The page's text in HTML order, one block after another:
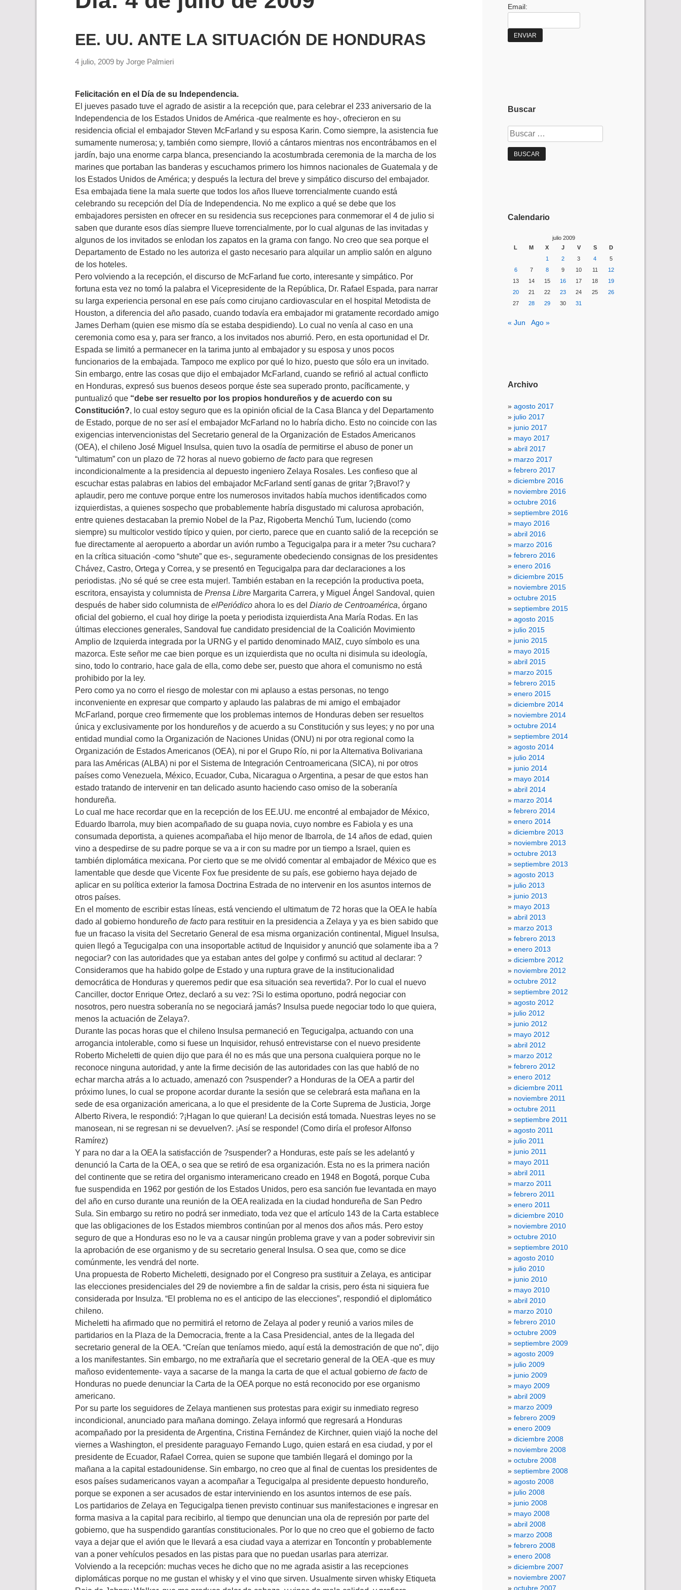
EE. UU. ANTE LA SITUACIÓN DE HONDURAS
4 julio, 2009 by Jorge Palmieri
Felicitación en el Día de su Independencia.
El jueves pasado tuve el agrado de asistir a la recepción que, para celebrar el 233 aniversario de la
Independencia de los Estados Unidos de América -que realmente es hoy-, ofrecieron en su
residencia oficial el embajador Steven McFarland y su esposa Karin. Como siempre, la asistencia fue
sumamente numerosa; y, también como siempre, llovió a cántaros mientras nos encontrábamos en el
jardín, bajo una enorme carpa blanca, presenciando la acostumbrada ceremonia de la marcha de los
marines que portaban las banderas y escuchamos primero los himnos nacionales de Guatemala y de
los Estados Unidos de América; y después la lectura del breve y simpático discurso del embajador.
Esa embajada tiene la mala suerte que todos los años llueve torrencialmente cuando está
celebrando su recepción del Día de Independencia. No me explico a qué se debe que los
embajadores persisten en ofrecer en su residencia sus recepciones para conmemorar el 4 de julio si
saben que durante esos días siempre llueve torrencialmente, por lo cual algunas de las invitadas y
algunos de los invitados se enlodan los zapatos en la grama con fango. No creo que sea porque el
Departamento de Estado no les autoriza el gasto necesario para alquilar un amplio salón en alguno
de los hoteles.
Pero volviendo a la recepción, el discurso de McFarland fue corto, interesante y simpático. Por
fortuna esta vez no tomó la palabra el Vicepresidente de la República, Dr. Rafael Espada, para narrar
su larga experiencia personal en ese país como cirujano cardiovascular en el hospital Metodista de
Houston, a diferencia del año pasado, cuando todavía era embajador mi gratamente recordado amigo
James Derham (quien ese mismo día se estaba despidiendo). Lo cual no venía al caso en una
ceremonia como esa y, para ser franco, a los invitados nos aburrió. Pero, en esta oportunidad el Dr.
Espada se limitó a permanecer en la tarima junto al embajador y su esposa y unos pocos
funcionarios de la embajada. Tampoco me explico por qué lo hizo, puesto que sólo era un invitado.
Sin embargo, entre las cosas que dijo el embajador McFarland, cuando se refirió al actual conflicto
en Honduras, expresó sus buenos deseos porque éste sea superado pronto, pacíficamente, y
puntualizó que “debe ser resuelto por los propios hondureños y de acuerdo con su
Constitución?, lo cual estoy seguro que es la opinión oficial de la Casa Blanca y del Departamento
de Estado, porque de no ser así el embajador McFarland no lo habría dicho. Esto no coincide con las
exigencias intervencionistas del Secretario general de la Organización de Estados Americanos
(OEA), el chileno José Miguel Insulsa, quien tuvo la osadía de permitirse el abuso de poner un
“ultimatum” con un plazo de 72 horas al nuevo gobierno de facto para que regresen
incondicionalmente a la presidencia al depuesto ingeniero Zelaya Rosales. Les confieso que al
escuchar estas palabras en labios del embajador McFarland sentí ganas de gritar ?¡Bravo!? y
aplaudir, pero me contuve porque entre los numerosos invitados había muchos identificados como
izquierdistas, a quienes sospecho que probablemente habría disgustado mi calurosa aprobación,
entre quienes destacaban la premio Nobel de la Paz, Rigoberta Menchú Tum, luciendo (como
siempre) su multicolor vestido típico y quien, por cierto, parece que en cuanto salió de la recepción se
fue directamente al aeropuerto a abordar un avión rumbo a Tegucigalpa para ir a meter ?su cuchara?
en la crítica situación -como “shute” que es-, seguramente obedeciendo consignas de los presidentes
Chávez, Castro, Ortega y Correa, y se presentó en Tegucigalpa para dar declaraciones a los
periodistas. ¡No sé qué se cree esta mujer!. También estaban en la recepción la productiva poeta,
escritora, ensayista y columnista de Prensa Libre Margarita Carrera, y Miguel Ángel Sandoval, quien
después de haber sido columnista de elPeriódico ahora lo es del Diario de Centroamérica, órgano
oficial del gobierno, el cual hoy dirige la poeta y periodista izquierdista Ana María Rodas. En las
últimas elecciones generales, Sandoval fue candidato presidencial de la Coalición Movimiento
Amplio de Izquierda integrada por la URNG y el partido denominado MAIZ, cuyo símbolo es una
mazorca. Este señor me cae bien porque es un izquierdista que no oculta ni disimula su ideología,
sino, todo lo contrario, hace gala de ella, como debe ser, puesto que ahora el comunismo no está
prohibido por la ley.
Pero como ya no corro el riesgo de molestar con mi aplauso a estas personas, no tengo
inconveniente en expresar que comparto y aplaudo las palabras de mi amigo el embajador
McFarland, porque creo firmemente que los problemas internos de Honduras deben ser resueltos
única y exclusivamente por los hondureños y de acuerdo a su Constitución y sus leyes; y no por una
entidad mundial como la Organización de Naciones Unidas (ONU) ni por otra regional como la
Organización de Estados Americanos (OEA), ni por el Grupo Río, ni por la Alternativa Bolivariana
para las Américas (ALBA) ni por el Sistema de Integración Centroamericana (SICA), ni por otros
países como Venezuela, México, Ecuador, Cuba, Nicaragua o Argentina, a pesar de que estos han
estado tratando de intervenir en tan delicado asunto haciendo caso omiso de la soberanía
hondureña.
Lo cual me hace recordar que en la recepción de los EE.UU. me encontré al embajador de México,
Eduardo Ibarrola, muy bien acompañado de su guapa novia, cuyo nombre es Fabiola y es una
consumada deportista, a quienes acompañaba el hijo menor de Ibarrola, de 14 años de edad, quien
vino a despedirse de su padre porque se va a ir con su madre por un tiempo a Israel, quien es
también diplomática mexicana. Por cierto que se me olvidó comentar al embajador de México que es
lamentable que desde que Vicente Fox fue presidente de su país, ese gobierno haya dejado de
aplicar en su política exterior la famosa Doctrina Estrada de no intervenir en los asuntos internos de
otros países.
En el momento de escribir estas líneas, está venciendo el ultimatum de 72 horas que la OEA le había
dado al gobierno hondureño de facto para restituir en la presidencia a Zelaya y ya es bien sabido que
fue un fracaso la visita del Secretario General de esa misma organización continental, Miguel Insulsa,
quien llegó a Tegucigalpa con una insoportable actitud de Inquisidor y anunció que solamente iba a ?
negociar? con las autoridades que ya estaban antes del golpe y confirmó su actitud al declarar: ?
Consideramos que ha habido golpe de Estado y una ruptura grave de la institucionalidad
democrática de Honduras y queremos pedir que esa situación sea revertida?. Por lo cual el nuevo
Canciller, doctor Enrique Ortez, declaró a su vez: ?Si lo estima oportuno, podrá negociar con
nosotros, pero nuestra soberanía no se negociará jamás? Insulsa puede negociar todo lo que quiera,
menos la actuación de Zelaya?.
Durante las pocas horas que el chileno Insulsa permaneció en Tegucigalpa, actuando con una
arrogancia intolerable, como si fuese un Inquisidor, rehusó entrevistarse con el nuevo presidente
Roberto Micheletti de quien dijo que para él no es más que una persona cualquiera porque no le
reconoce ninguna autoridad, y ante la firme decisión de las autoridades con las que habló de no
echar marcha atrás a lo actuado, amenazó con ?suspender? a Honduras de la OEA a partir del
próximo lunes, lo cual se propone acordar durante la sesión que se celebrará esta mañana en la
sede de esa organización americana, a lo que el presidente de la Corte Suprema de Justicia, Jorge
Alberto Rivera, le respondió: ?¡Hagan lo que quieran! La decisión está tomada. Nuestras leyes no se
manosean, ni se regresan ni se devuelven?. ¡Así se responde! (Como diría el profesor Alfonso
Ramírez)
Y para no dar a la OEA la satisfacción de ?suspender? a Honduras, este país se les adelantó y
denunció la Carta de la OEA, o sea que se retiró de esa organización. Esta no es la primera nación
del continente que se retira del organismo interamericano creado en 1948 en Bogotá, porque Cuba
fue suspendida en 1962 por gestión de los Estados Unidos, pero esa sanción fue levantada en mayo
del año en curso durante una reunión de la OEA realizada en la ciudad hondureña de San Pedro
Sula. Sin embargo su retiro no podrá ser inmediato, toda vez que el artículo 143 de la Carta establece
que las obligaciones de los Estados miembros continúan por al menos dos años más. Pero estoy
seguro de que a Honduras eso no le va a causar ningún problema grave y van a poder sobrevivir sin
la aprobación de ese organismo y de su secretario general Insulsa. O sea que, como se dice
comúnmente, les vendrá del norte.
Una propuesta de Roberto Micheletti, designado por el Congreso pra sustituir a Zelaya, es anticipar
las elecciones presidenciales del 29 de noviembre a fin de saldar la crisis, pero ésta ni siquiera fue
considerada por Insulza. “El problema no es el anticipo de las elecciones”, respondió el diplomático
chileno.
Micheletti ha afirmado que no permitirá el retorno de Zelaya al poder y reunió a varios miles de
partidarios en la Plaza de la Democracia, frente a la Casa Presidencial, antes de la llegada del
secretario general de la OEA. “Creían que teníamos miedo, aquí está la demostración de que no”, dijo
a los manifestantes. Sin embargo, no me extrañaría que el secretario general de la OEA -que es muy
mañoso evidentemente- vaya a sacarse de la manga la carta de que el actual gobierno de facto de
Honduras no puede denunciar la Carta de la OEA porque no está reconocido por ese organismo
americano.
Por su parte los seguidores de Zelaya mantienen sus protestas para exigir su inmediato regreso
incondicional, anunciado para mañana domingo. Zelaya informó que regresará a Honduras
acompañado por la presidenta de Argentina, Cristina Fernández de Kirchner, quien viajó la noche del
viernes a Washington, el presidente paraguayo Fernando Lugo, quien estará en esa ciudad, y por el
presidente de Ecuador, Rafael Correa, quien se supone que también llegará el domingo por la
mañana a la capital estadounidense. Sin embargo, no creo que al final de cuentas los presidentes de
esos países sudamericanos vayan a acompañar a Tegucigalpa al presidente depuesto hondureño,
porque se exponen a ser acusados de estar interviniendo en los asuntos internos de ese país.
Los partidarios de Zelaya en Tegucigalpa tienen previsto continuar sus manifestaciones e ingresar en
forma masiva a la capital para recibirlo, al tiempo que denuncian una ola de represión por parte del
gobierno, que ha suspendido garantías constitucionales. Por lo que no creo que el gobierno de facto
vaya a dejar que el avión que le llevará a esa ciudad vaya a aterrizar en Toncontín y probablemente
van a poner vehículos pesados en las pistas para que no puedan usarlas para aterrizar.
Volviendo a la recepción: muchas veces he dicho que no me agrada asistir a las recepciones
diplomáticas porque no me gustan el whisky y el vino que sirven. Usualmente sirven whisky Etiqueta
Email:
Buscar
Buscar:
Calendario
julio 2009
L
M X J V S
D
1
2 3 4
5
6
7 8 9 10 11
12
13
14 15 16 17 18
19
20
21 22 23 24 25
26
27
28 29 30 31
« Jun Ago »
Archivo
agosto 2017
julio 2017
junio 2017
mayo 2017
abril 2017
marzo 2017
febrero 2017
diciembre 2016
noviembre 2016
octubre 2016
septiembre 2016
mayo 2016
abril 2016
marzo 2016
febrero 2016
enero 2016
diciembre 2015
noviembre 2015
octubre 2015
septiembre 2015
agosto 2015
julio 2015
junio 2015
mayo 2015
abril 2015
marzo 2015
febrero 2015
enero 2015
diciembre 2014
noviembre 2014
octubre 2014
septiembre 2014
agosto 2014
julio 2014
junio 2014
mayo 2014
abril 2014
marzo 2014
febrero 2014
enero 2014
diciembre 2013
noviembre 2013
octubre 2013
septiembre 2013
agosto 2013
julio 2013
junio 2013
mayo 2013
abril 2013
marzo 2013
febrero 2013
enero 2013
diciembre 2012
noviembre 2012
octubre 2012
septiembre 2012
agosto 2012
julio 2012
junio 2012
mayo 2012
abril 2012
marzo 2012
febrero 2012
enero 2012
diciembre 2011
noviembre 2011
octubre 2011
septiembre 2011
agosto 2011
julio 2011
junio 2011
mayo 2011
abril 2011
marzo 2011
febrero 2011
enero 2011
diciembre 2010
noviembre 2010
octubre 2010
septiembre 2010
agosto 2010
julio 2010
junio 2010
mayo 2010
abril 2010
marzo 2010
febrero 2010
octubre 2009
septiembre 2009
agosto 2009
julio 2009
junio 2009
mayo 2009
abril 2009
marzo 2009
febrero 2009
enero 2009
diciembre 2008
noviembre 2008
octubre 2008
septiembre 2008
agosto 2008
julio 2008
junio 2008
mayo 2008
abril 2008
marzo 2008
febrero 2008
enero 2008
diciembre 2007
noviembre 2007
octubre 2007